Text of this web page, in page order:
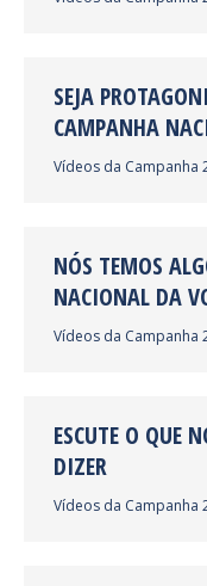
SEJA
CAMPANHA
Vídeos da Campanha
NÓS TEMOS
NACIONAL DA
Vídeos da Campanha
ESCUTE O QUE
DIZER
Vídeos da Campanha